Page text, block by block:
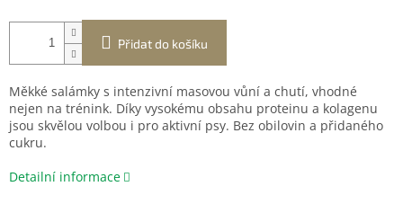
Přidat do košíku
Měkké salámky s intenzivní masovou vůní a chutí, vhodné
nejen na trénink. Díky vysokému obsahu proteinu a kolagenu
jsou skvělou volbou i pro aktivní psy. Bez obilovin a přidaného
cukru.
Detailní informace